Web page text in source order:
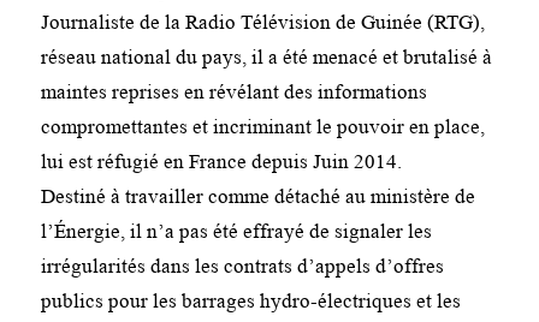
Journaliste de la Radio Télévision de Guinée (RTG),
réseau national du pays, il a été menacé et brutalisé à
maintes reprises en révélant des informations
compromettantes et incriminant le pouvoir en place,
lui est réfugié en France depuis Juin 2014.
Destiné à travailler comme détaché au ministère de
l’Énergie, il n’a pas été effrayé de signaler les
irrégularités dans les contrats d’appels d’offres
publics pour les barrages hydro-électriques et les